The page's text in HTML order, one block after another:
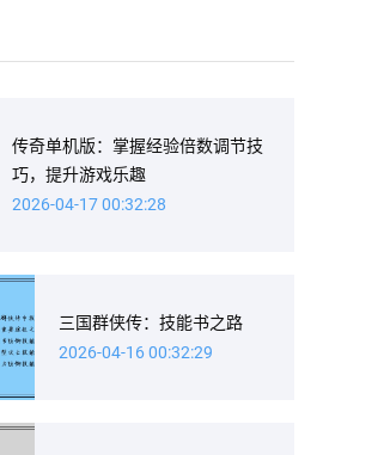
传奇单机版：掌握经验倍数调节技
巧，提升游戏乐趣
2026-04-17 00:32:28
三国群侠传：技能书之路
2026-04-16 00:32:29